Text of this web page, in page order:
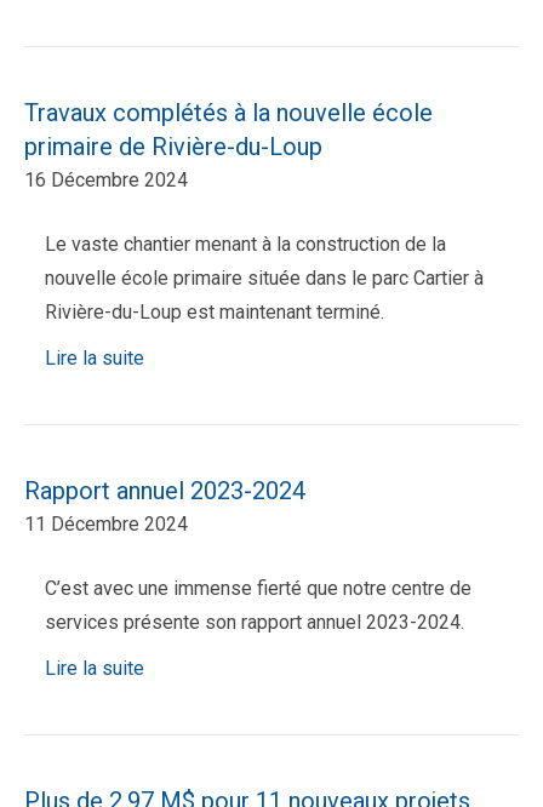
Travaux complétés à la nouvelle école
primaire de Rivière-du-Loup
16 Décembre 2024
Le vaste chantier menant à la construction de la
nouvelle école primaire située dans le parc Cartier à
Rivière-du-Loup est maintenant terminé.
Lire la suite
Rapport annuel 2023-2024
11 Décembre 2024
C’est avec une immense fierté que notre centre de
services présente son rapport annuel 2023-2024.
Lire la suite
Plus de 2,97 M$ pour 11 nouveaux projets